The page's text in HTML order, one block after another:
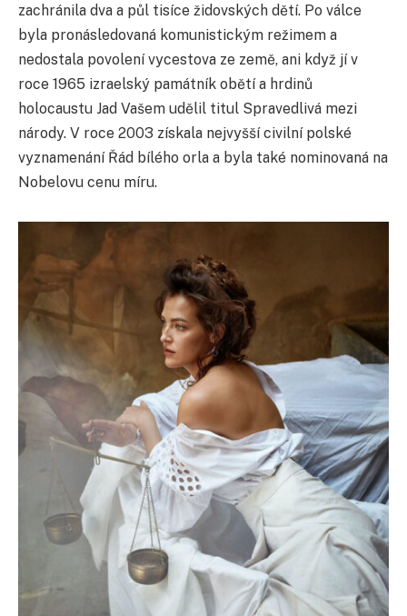
zachránila dva a půl tisíce židovských dětí. Po válce
byla pronásledovaná komunistickým režimem a
nedostala povolení vycestova ze země, ani když jí v
roce 1965 izraelský památník obětí a hrdinů
holocaustu Jad Vašem udělil titul Spravedlivá mezi
národy. V roce 2003 získala nejvyšší civilní polské
vyznamenání Řád bílého orla a byla také nominovaná na
Nobelovu cenu míru.